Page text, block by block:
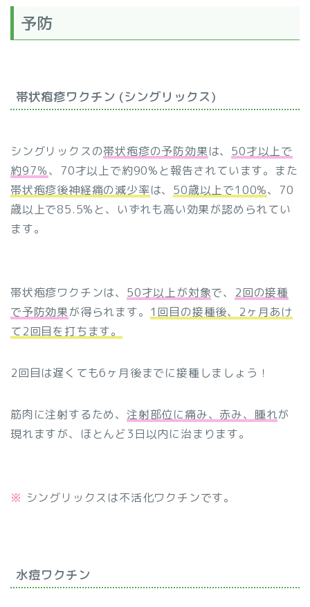
予防
帯状疱疹ワクチン (シングリックス)
シングリックスの帯状疱疹の予防効果は、 50才以上で
約97％、70才以上で約90%と報告されています。また
帯状疱疹後神経痛の減少率は、 50歳以上で100%、70
歳以上で85.5%と、いずれも高い効果が認められてい
ます。
帯状疱疹ワクチンは、 50才以上が対象で、 2回の接種
で予防効果が得られます。 1回目の接種後、2ヶ月あけ
て2回目を打ちます。
2回目は遅くても6ヶ月後までに接種しましょう！
筋肉に注射するため、 注射部位に痛み、赤み、腫れが
現れますが、ほとんど3日以内に治まります。
※ シングリックスは不活化ワクチンです。
水痘ワクチン